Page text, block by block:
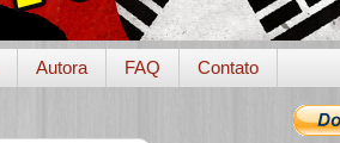
Autora FAQ Contato